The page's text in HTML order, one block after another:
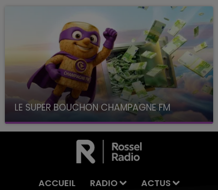
LE SUPER BOUCHON CHAMPAGNE FM
avec La Famille Champagne FM, à 8H10
ACCUEIL RADIO ACTUS